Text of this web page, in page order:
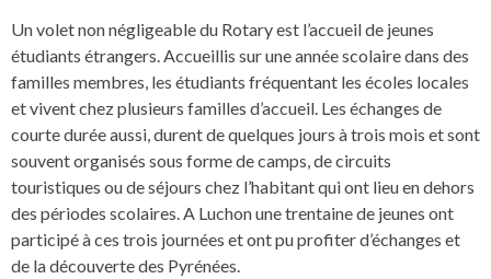
Un volet non négligeable du Rotary est l’accueil de jeunes
étudiants étrangers. Accueillis sur une année scolaire dans des
familles membres, les étudiants fréquentant les écoles locales
et vivent chez plusieurs familles d’accueil. Les échanges de
courte durée aussi, durent de quelques jours à trois mois et sont
souvent organisés sous forme de camps, de circuits
touristiques ou de séjours chez l’habitant qui ont lieu en dehors
des périodes scolaires. A Luchon une trentaine de jeunes ont
participé à ces trois journées et ont pu profiter d’échanges et
de la découverte des Pyrénées.